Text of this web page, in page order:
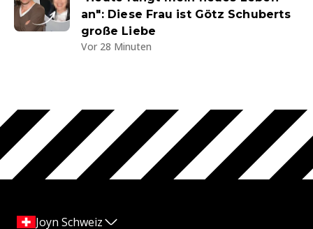
an": Diese Frau ist Götz Schuberts
große Liebe
Vor 28 Minuten
Joyn Schweiz